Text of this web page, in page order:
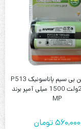
باتری تلفن بی سیم پاناسونیک P513
ام پی 2.4ولت 1500 میلی آمپر برند
MP
560,000تومان